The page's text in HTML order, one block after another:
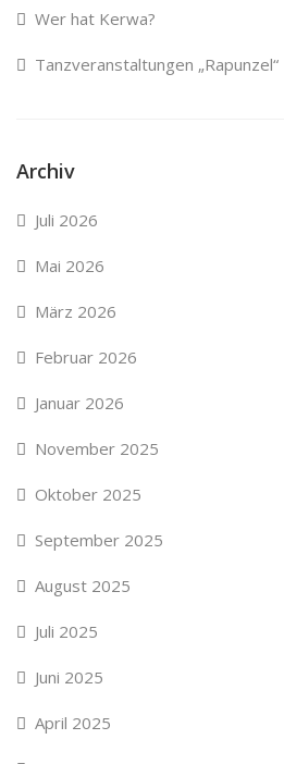
Wer hat Kerwa?
Tanzveranstaltungen „Rapunzel“
Archiv
Juli 2026
Mai 2026
März 2026
Februar 2026
Januar 2026
November 2025
Oktober 2025
September 2025
August 2025
Juli 2025
Juni 2025
April 2025